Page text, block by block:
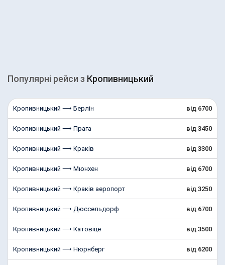
Популярні рейcи з Кропивницький
Кропивницький ⟶ Берлін від 6700
Кропивницький ⟶ Прага від 3450
Кропивницький ⟶ Краків від 3300
Кропивницький ⟶ Мюнхен від 6700
Кропивницький ⟶ Краків аеропорт від 3250
Кропивницький ⟶ Дюссельдорф від 6700
Кропивницький ⟶ Катовіце від 3500
Кропивницький ⟶ Нюрнберг від 6200